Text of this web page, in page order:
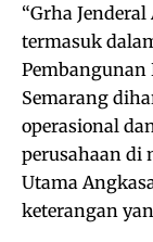
“Grha
termasuk
Pembangunan
Semarang
operasional
perusahaan di
Utama
keterangan